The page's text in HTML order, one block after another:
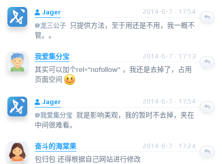
Jager
2014-6-7 · 17:54
@龙三公子
只提供方法，至于用还是不用，我一概不
管。。
我爱集分宝 2014-6-7 · 17:13
其实可以加个rel="nofollow" ，我还是去掉了，占用
页面空间
Jager
2014-6-7 · 17:54
@我爱集分宝 就是影响美观，我的暂时不去掉，夹在
中间很难看。
奋斗的海棠果 2014-6-7 · 17:24
包归包 还得根据自己网站进行修改